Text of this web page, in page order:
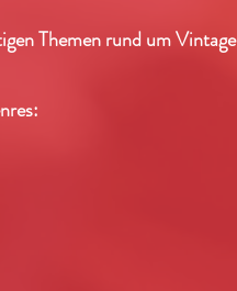
Themen rund um Vintage